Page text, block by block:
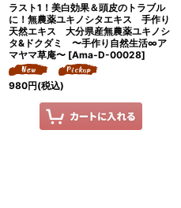
ラスト1！美白効果＆頭皮のトラブル
に！無農薬ユキノシタエキス 手作り
天然エキス 大分県産無農薬ユキノシ
タ&ドクダミ 〜手作り自然生活∞ア
マヤマ草庵〜 [Ama-D-00028]
980円(税込)